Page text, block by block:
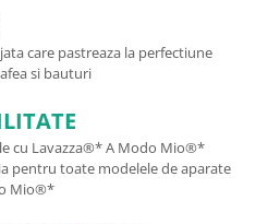
care pastreaza la perfectiune
si bauturi
cu Lavazza®* A Modo Mio®*
pentru toate modelele de aparate
Mio®*